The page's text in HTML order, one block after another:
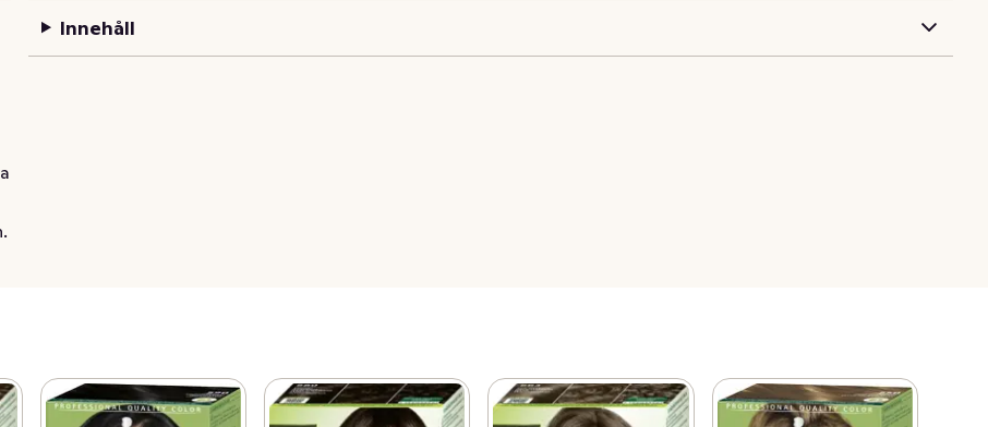
Innehåll